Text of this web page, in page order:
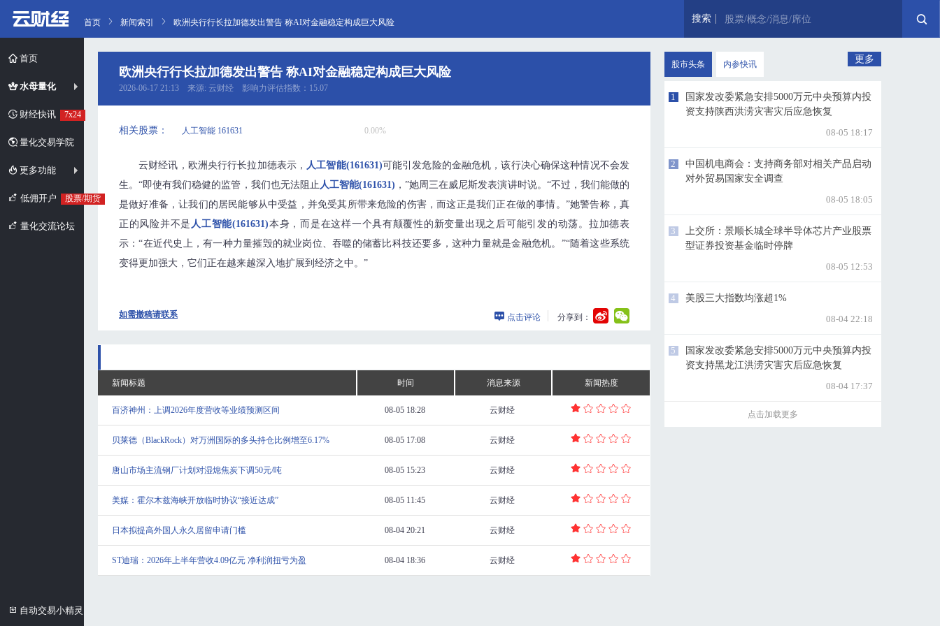
首页
水母量化
财经快讯 7x24
量化交易学院
更多功能
低佣开户 股票/期货
量化交流论坛
自动交易小精灵
首页 新闻索引 欧洲央行行长拉加德发出警告 称AI对金融稳定构成巨大风险 搜索 股票/概念/消息/席位
欧洲央行行长拉加德发出警告 称AI对金融稳定构成巨大风险
2026-06-17 21:13 来源: 云财经 影响力评估指数：15.07
相关股票： 人工智能 161631 0.00%
云财经讯，欧洲央行行长拉加德表示， 人工智能(161631)可能引发危险的金融危机，该行决心确保这种情况不会发
生。“即使有我们稳健的监管，我们也无法阻止 人工智能(161631) ，”她周三在威尼斯发表演讲时说。“不过，我们能做的
是做好准备，让我们的居民能够从中受益，并免受其所带来危险的伤害，而这正是我们正在做的事情。”她警告称，真
正的风险并不是 人工智能(161631)本身，而是在这样一个具有颠覆性的新变量出现之后可能引发的动荡。拉加德表
示：“在近代史上，有一种力量摧毁的就业岗位、吞噬的储蓄比科技还要多，这种力量就是金融危机。”“随着这些系统
变得更加强大，它们正在越来越深入地扩展到经济之中。”
如需撤稿请联系 点击评论 分享到：
新闻标题 时间 消息来源 新闻热度
百济神州：上调2026年度营收等业绩预测区间 08-05 18:28 云财经
贝莱德（BlackRock）对万洲国际的多头持仓比例增至6.17% 08-05 17:08 云财经
唐山市场主流钢厂计划对湿熄焦炭下调50元/吨 08-05 15:23 云财经
美媒：霍尔木兹海峡开放临时协议“接近达成” 08-05 11:45 云财经
日本拟提高外国人永久居留申请门槛 08-04 20:21 云财经
ST迪瑞：2026年上半年营收4.09亿元 净利润扭亏为盈 08-04 18:36 云财经
股市头条 内参快讯 更多
1
国家发改委紧急安排5000万元中央预算内投
资支持陕西洪涝灾害灾后应急恢复
08-05 18:17
2
中国机电商会：支持商务部对相关产品启动
对外贸易国家安全调查
08-05 18:05
3
上交所：景顺长城全球半导体芯片产业股票
型证券投资基金临时停牌
08-05 12:53
4
美股三大指数均涨超1%
08-04 22:18
5
国家发改委紧急安排5000万元中央预算内投
资支持黑龙江洪涝灾害灾后应急恢复
08-04 17:37
点击加载更多